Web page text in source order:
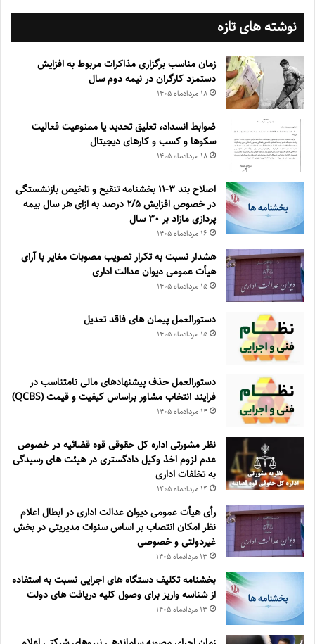
نوشته های تازه
زمان مناسب برگزاری مذاکرات مربوط به افزایش
دستمزد کارگران در نیمه دوم سال
۱۸ مرداد‌ماه ۱۴۰۵
ضوابط انسداد، تعليق تحديد يا ممنوعيت فعاليت
سكوها و كسب و كارهای ديجيتال
۱۸ مرداد‌ماه ۱۴۰۵
اصلاح بند ۳‏-۱۱ بخشنامه تنقیح و تلخیص بازنشستگی
در خصوص افزایش ۵‏‏‏‏‏‏‏‏‏/۲ درصد به ازای هر سال بیمه
پردازی مازاد بر ۳۰‏ سال
۱۶ مرداد‌ماه ۱۴۰۵
هشدار نسبت به تکرار تصویب مصوبات مغایر با آرای
هیأت عمومی دیوان عدالت اداری
۱۵ مرداد‌ماه ۱۴۰۵
دستورالعمل پیمان های فاقد تعدیل
۱۵ مرداد‌ماه ۱۴۰۵
دستورالعمل حذف پيشنهادهای مالی نامتناسب در
فرايند انتخاب مشاور براساس كيفيت و قيمت (QCBS)
۱۴ مرداد‌ماه ۱۴۰۵
نظر مشورتی اداره کل حقوقی قوه قضائیه در خصوص
عدم لزوم اخذ وکیل دادگستری در هیئت های رسیدگی
به تخلفات اداری
۱۴ مرداد‌ماه ۱۴۰۵
رأی هیأت عمومی دیوان عدالت اداری در ابطال اعلام
نظر امکان انتصاب بر اساس سنوات مدیریتی در بخش
غیردولتی و خصوصی
۱۳ مرداد‌ماه ۱۴۰۵
بخشنامه تکلیف دستگاه های اجرایی نسبت به استفاده
از شناسه واریز برای وصول کلیه دریافت های دولت
۱۳ مرداد‌ماه ۱۴۰۵